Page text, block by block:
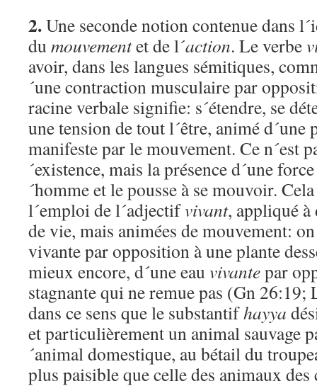
2.Une seconde notion contenue dans
du mouvementet de l´action. Le verbe
avoir, dans les langues sémitiques,
´une contraction musculaire par
racine verbale signifie: s´étendre, se
une tension de tout l´être, animé d´une
manifeste par le mouvement. Ce n´est
´existence, mais la présence d´une
´homme et le pousse à se mouvoir.
l´emploi de l´adjectifvivant, appliqué à
de vie, mais animées de mouvement:
vivante par opposition à une plante
mieux encore, d´une eau vivantepar
stagnante qui ne remue pas (Gn 26:19;
dans ce sens que le substantifhayya
et particulièrement un animal sauvage
´animal domestique, au bétail du
plus paisible que celle des animaux des